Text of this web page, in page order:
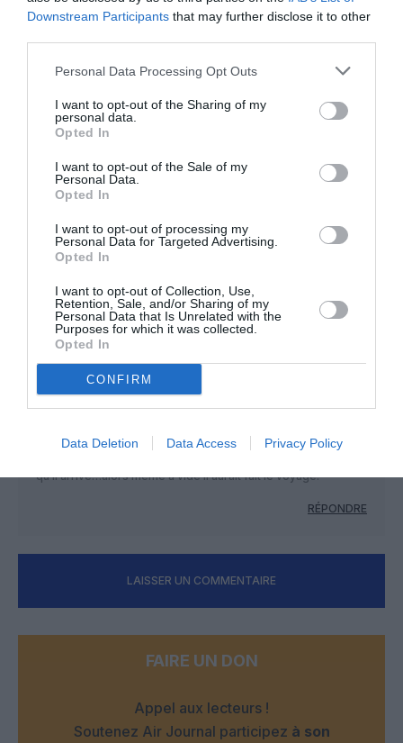
Downstream Participants that may further disclose it to other
Personal Data Processing Opt Outs
I want to opt-out of the Sharing of my
personal data.
Opted In
I want to opt-out of the Sale of my
Personal Data.
Opted In
I want to opt-out of processing my
Personal Data for Targeted Advertising.
Opted In
I want to opt-out of Collection, Use,
Retention, Sale, and/or Sharing of my
Personal Data that Is Unrelated with the
Purposes for which it was collected.
Opted In
CONFIRM
Data Deletion Data Access Privacy Policy
RÉPONDRE
Highfly a commenté :
28 octobre 2017 - 18 h
Peut être que le vol retour au départ d’Heraklion
était plein, justifiant ainsi l’aller avec un seul pax.
RÉPONDRE
jeana commenté :
vite philippe Etchebest !!
ROMAINa commenté :
28 octobre 2017 - 17 h 41
qu’il arrive…alors même à vide il aurait fait le voyage.
RÉPONDRE
LAISSER UN COMMENTAIRE
FAIRE UN DON
Appel aux lecteurs !
Soutenez Air Journal participez à son